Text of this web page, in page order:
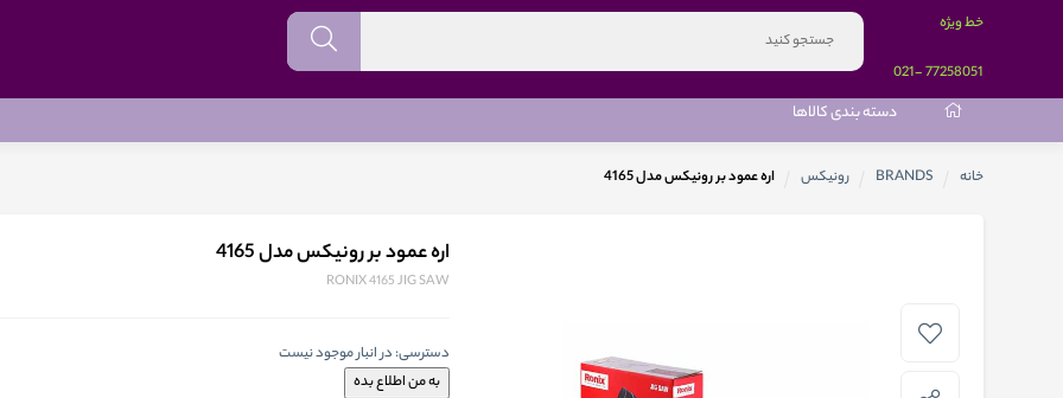
خط ویژه
77258051
-021
دسته بندی کالاها
خانه BRANDS رونیکس اره عمود بر رونیکس مدل 4165
اره عمود بر رونیکس مدل 4165
RONIX 4165 JIG SAW
دسترسی: در انبار موجود نیست